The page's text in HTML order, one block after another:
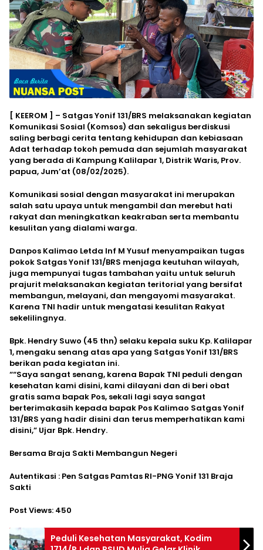
[ KEEROM ] – Satgas Yonif 131/BRS melaksanakan kegiatan
Komunikasi Sosial (Komsos) dan sekaligus berdiskusi
saling berbagi cerita tentang kehidupan dan kebiasaan
Adat terhadap tokoh pemuda dan sejumlah masyarakat
yang berada di Kampung Kalilapar 1, Distrik Waris, Prov.
papua, Jum’at (08/02/2025).
Komunikasi sosial dengan masyarakat ini merupakan
salah satu upaya untuk mengambil dan merebut hati
rakyat dan meningkatkan keakraban serta membantu
kesulitan yang dialami warga.
Danpos Kalimao Letda Inf M Yusuf menyampaikan tugas
pokok Satgas Yonif 131/BRS menjaga keutuhan wilayah,
juga mempunyai tugas tambahan yaitu untuk seluruh
prajurit melaksanakan kegiatan teritorial yang bersifat
membangun, melayani, dan mengayomi masyarakat.
Karena TNI hadir untuk mengatasi kesulitan Rakyat
sekelilingnya.
Bpk. Hendry Suwo (45 thn) selaku kepala suku Kp. Kalilapar
1, mengaku senang atas apa yang Satgas Yonif 131/BRS
berikan pada kegiatan ini.
““Saya sangat senang, karena Bapak TNI peduli dengan
kesehatan kami disini, kami dilayani dan di beri obat
gratis sama bapak Pos, sekali lagi saya sangat
berterimakasih kepada bapak Pos Kalimao Satgas Yonif
131/BRS yang hadir disini dan terus memperhatikan kami
disini,” Ujar Bpk. Hendry.
Bersama Braja Sakti Membangun Negeri
Autentikasi : Pen Satgas Pamtas RI-PNG Yonif 131 Braja
Sakti
Post Views: 450
Peduli Kesehatan Masyarakat, Kodim